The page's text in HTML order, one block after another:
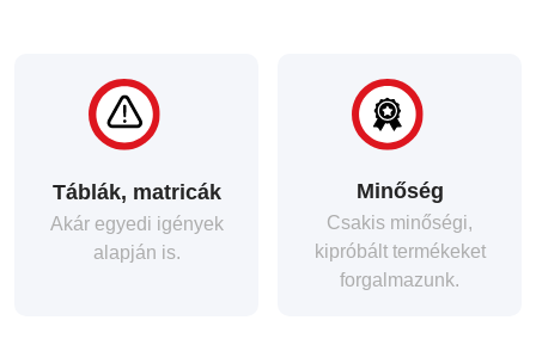
Táblák, matricák
Akár egyedi igények
alapján is.
Minőség
Csakis minőségi,
kipróbált termékeket
forgalmazunk.